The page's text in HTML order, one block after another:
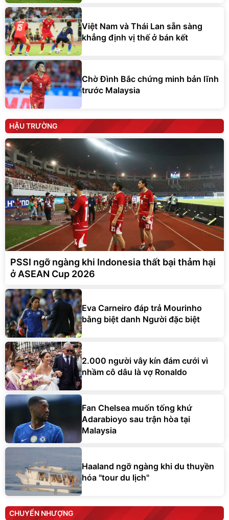
Việt Nam và Thái Lan sẵn sàng
khẳng định vị thế ở bán kết
Chờ Đình Bắc chứng minh bản lĩnh
trước Malaysia
HẬU TRƯỜNG
PSSI ngỡ ngàng khi Indonesia thất bại thảm hại
ở ASEAN Cup 2026
Eva Carneiro đáp trả Mourinho
bằng biệt danh Người đặc biệt
2.000 người vây kín đám cưới vì
nhầm cô dâu là vợ Ronaldo
Fan Chelsea muốn tống khứ
Adarabioyo sau trận hòa tại
Malaysia
Haaland ngỡ ngàng khi du thuyền
hóa "tour du lịch"
CHUYỂN NHƯỢNG